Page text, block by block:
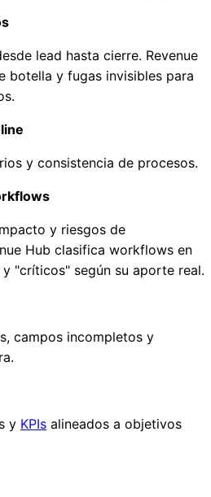
lead hasta cierre. Revenue
botella y fugas invisibles para
y consistencia de procesos.
y riesgos de
Hub clasifica workflows en
"críticos" según su aporte real.
campos incompletos y
y KPIs alineados a objetivos